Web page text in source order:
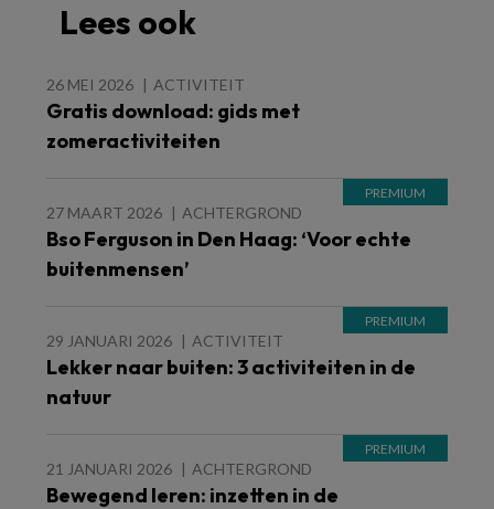
Lees ook
26 MEI 2026 ACTIVITEIT
Gratis download: gids met
zomeractiviteiten
27 MAART 2026 ACHTERGROND
Bso Ferguson in Den Haag: ‘Voor echte
buitenmensen’
29 JANUARI 2026 ACTIVITEIT
Lekker naar buiten: 3 activiteiten in de
natuur
21 JANUARI 2026 ACHTERGROND
Bewegend leren: inzetten in de